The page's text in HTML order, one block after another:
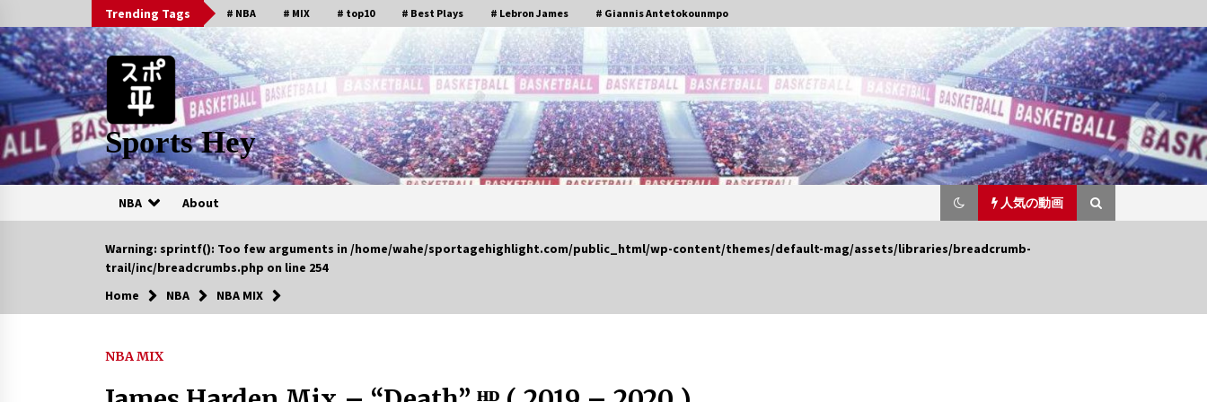
to
content
Trending Tags # NBA # MIX # top10 # Best Plays # Lebron James # Giannis Antetokounmpo
Sports Hey
NBA About 人気の動画
人気の動画
Kyrie Irving’s Official 2018 NBA
Season Mixtape!
“NOTICED” BY LIL MOUSEY
From Every Game!
Career NBA Dunks!
December)
Warning: sprintf(): Too few arguments in /home/wahe/sportagehighlight.com/public_html/wp-content/themes/default-mag/assets/libraries/breadcrumb-
trail/inc/breadcrumbs.php on line 254
Home
NBA NBA MIX
NBA MIX